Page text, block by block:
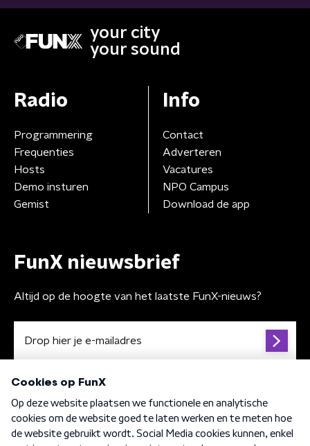
your city
your sound
Radio
Programmering
Frequenties
Hosts
Demo insturen
Gemist
Info
Contact
Adverteren
Vacatures
NPO Campus
Download de app
FunX nieuwsbrief
Altijd op de hoogte van het laatste FunX-nieuws?
Algemene voorwaarden Privacybeleid